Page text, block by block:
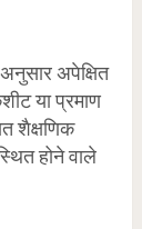
अपेक्षित
या प्रमाण
शैक्षणिक
होने वाले